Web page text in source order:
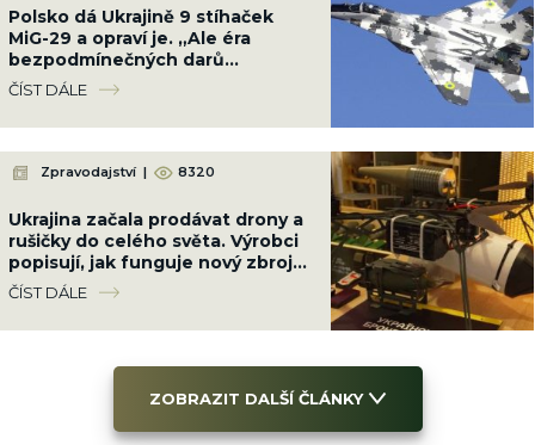
Polsko dá Ukrajině 9 stíhaček
MiG-29 a opraví je. „Ale éra
bezpodmínečných darů
skončila,“ vzkázala Varšava
ČÍST DÁLE
Zpravodajství | 8320
Ukrajina začala prodávat drony a
rušičky do celého světa. Výrobci
popisují, jak funguje nový zbrojní
byznys uprostřed války
ČÍST DÁLE
ZOBRAZIT DALŠÍ ČLÁNKY